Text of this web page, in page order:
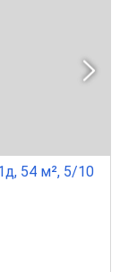
54 м², 5/10